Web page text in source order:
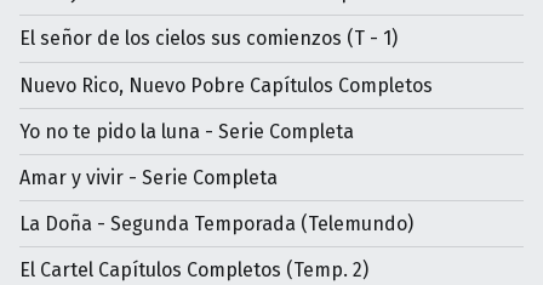
El señor de los cielos sus comienzos (T - 1)
Nuevo Rico, Nuevo Pobre Capítulos Completos
Yo no te pido la luna - Serie Completa
Amar y vivir - Serie Completa
La Doña - Segunda Temporada (Telemundo)
El Cartel Capítulos Completos (Temp. 2)